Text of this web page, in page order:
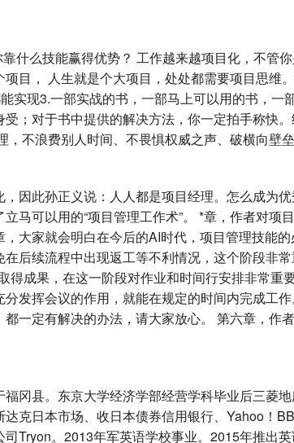
什么技能赢得优势？ 工作越来越项目化，不管
目， 人生就是个大项目，处处都需要项目思维
实现3.一部实战的书，一部马上可以用的书，
；对于书中提供的解决方法，你一定拍手称快
，不浪费别人时间、不畏惧权威之声、破横向壁
因此孙正义说：人人都是项目经理。怎么成为
马可以用的“项目管理工作术”。 *章，作者对
大家就会明白在今后的AI时代，项目管理技能
后续流程中出现返工等不利情况，这个阶段非
得成果，在这一阶段对作业和时间行安排非常重
分发挥会议的作用，就能在规定的时间内完成工
一定有解决的办法，请大家放心。 第六章，作
冈县。东京大学经济学部经营学科毕业后三菱
克日本市场、收日本债券信用银行、Yahoo！
Tryon。2013年军英语学校事业。2015年推出